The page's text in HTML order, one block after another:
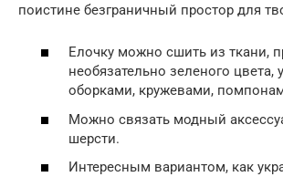
поистине безграничный простор для
Елочку можно сшить из ткани,
необязательно зеленого цвета,
оборками, кружевами,
Можно связать модный
шерсти.
Интересным вариантом, как